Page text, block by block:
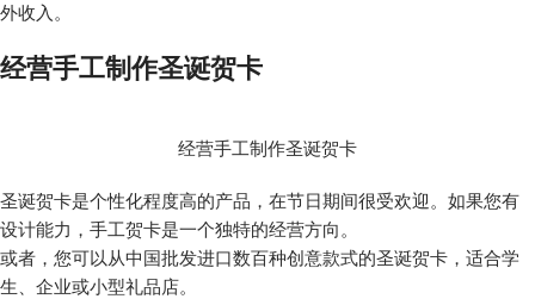
外收入。
经营手工制作圣诞贺卡
经营手工制作圣诞贺卡
圣诞贺卡是个性化程度高的产品，在节日期间很受欢迎。如果您有
设计能力，手工贺卡是一个独特的经营方向。
或者，您可以从中国批发进口数百种创意款式的圣诞贺卡，适合学
生、企业或小型礼品店。